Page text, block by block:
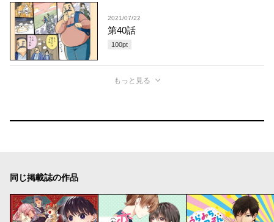
2021/07/22
第40話
100pt
もっと見る
同じ掲載誌の作品